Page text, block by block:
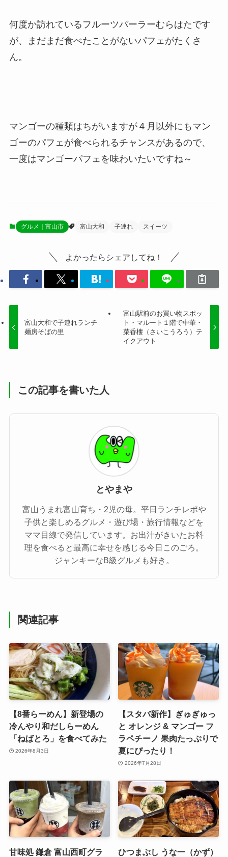
何度か訪れているフルーツパーラーむらはたです
が、まだまだ食べたことがないパフェがたくさ
ん。
マンゴーの種類はちがいますが４月以外にもマン
ゴーのパフェが食べられるチャンスがあるので、
一度はマンゴーパフェを味わいたいですね～
グルメ｜富山市 富山大和 子連れ スイーツ
よかったらシェアしてね！
富山大和で子連れランチ
麺房そばの里
富山駅前のお買い物スポッ
ト・マルート１階で中華・
菜香樓（さいこうろう）テ
イクアウト
この記事を書いた人
とやまや
富山うまれ富山育ち・2児の母。平日ランチレポや
子供と楽しめるグルメ・遊び場・旅行情報などを
ママ目線で発信しています。お出汁がきいたお料
理を食べると最高に幸せを感じる今日このごろ。
ジャンキーなB級グルメも好き。
関連記事
【8番らーめん】新登場の
冷んやり和だしらーめん
「ねばとろ」を食べてみた
2026年8月3日
【スタバ新作】ぎゅぎゅっ
と オレンジ & マンゴー フ
ラペチーノ 果肉たっぷりで
夏にぴったり！
2026年7月28日
甘味処 鎌倉 富山西町グラ
ひつまぶし うな一（かず）